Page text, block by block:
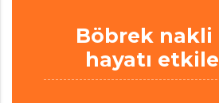
Böbrek nakli
hayatı